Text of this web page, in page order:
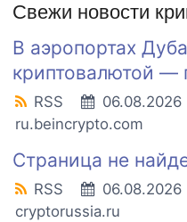
Свежи новости
В аэропортах
криптовалютой —
RSS 06.08.2026
ru.beincrypto.com
Страница не
RSS 06.08.2026
cryptorussia.ru